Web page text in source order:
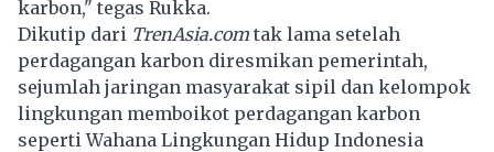
karbon," tegas Rukka.
Dikutip dari TrenAsia.com tak lama setelah
perdagangan karbon diresmikan pemerintah,
sejumlah jaringan masyarakat sipil dan kelompok
lingkungan memboikot perdagangan karbon
seperti Wahana Lingkungan Hidup Indonesia